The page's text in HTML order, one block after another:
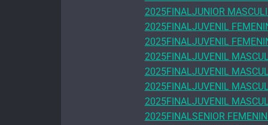
2025FINALJUNIOR
2025FINALJUVENIL
2025FINALJUVENIL
2025FINALJUVENIL
2025FINALJUVENIL
2025FINALJUVENIL
2025FINALJUVENIL
2025FINALSENIOR